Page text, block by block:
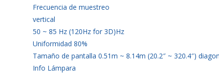
Frecuencia de muestreo
vertical
50 ~ 85 Hz (120Hz for 3D)Hz
Uniformidad 80%
Tamaño de pantalla 0.51m ~ 8.14m (20.2″ ~ 320.4″)
Info Lámpara